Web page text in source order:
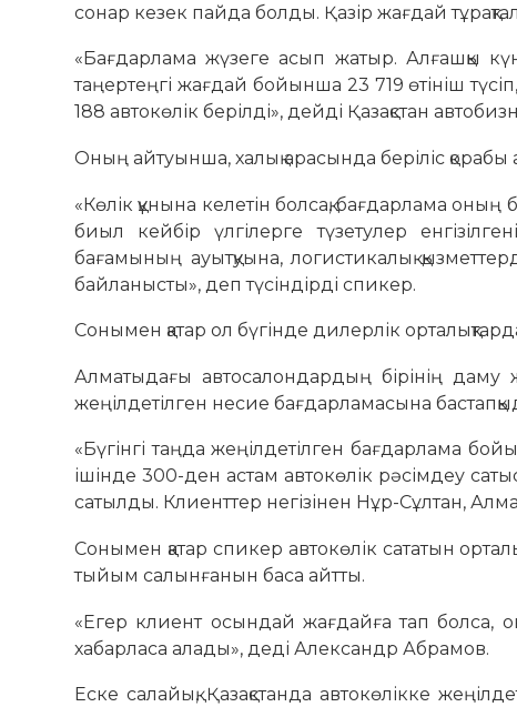
сонар кезек пайда болды. Қазір жағдай
«Бағдарлама жүзеге асып жатыр. Алғашқы
таңертеңгі жағдай бойынша 23 719 өтініш
188 автокөлік берілді», дейді Қазақстан
Оның айтуынша, халық арасында беріліс қорабы
«Көлік құнына келетін болсақ, бағдарлама
биыл кейбір үлгілерге түзетулер
бағамының ауытқуына, логистикалық
байланысты», деп түсіндірді спикер.
Сонымен қатар ол бүгінде дилерлік
Алматыдағы автосалондардың бірінің
жеңілдетілген несие бағдарламасына
«Бүгінгі таңда жеңілдетілген бағдарлама
ішінде 300-ден астам автокөлік рәсімдеу
сатылды. Клиенттер негізінен Нұр-Сұлтан,
Сонымен қатар спикер автокөлік сататын
тыйым салынғанын баса айтты.
«Егер клиент осындай жағдайға тап болса,
хабарласа алады», деді Александр Абрамов.
Еске салайық, Қазақстанда автокөлікке